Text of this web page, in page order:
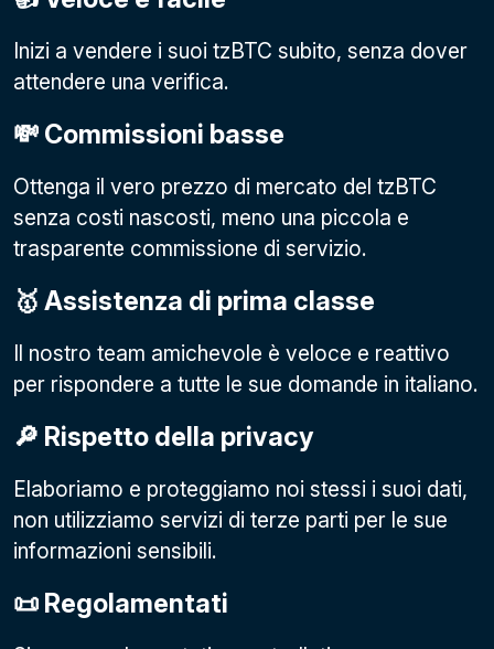
Inizi a vendere i suoi tzBTC subito, senza dover
attendere una verifica.
💸 Commissioni basse
Ottenga il vero prezzo di mercato del tzBTC
senza costi nascosti, meno una piccola e
trasparente commissione di servizio.
🥇 Assistenza di prima classe
Il nostro team amichevole è veloce e reattivo
per rispondere a tutte le sue domande in italiano.
🔎 Rispetto della privacy
Elaboriamo e proteggiamo noi stessi i suoi dati,
non utilizziamo servizi di terze parti per le sue
informazioni sensibili.
📜 Regolamentati